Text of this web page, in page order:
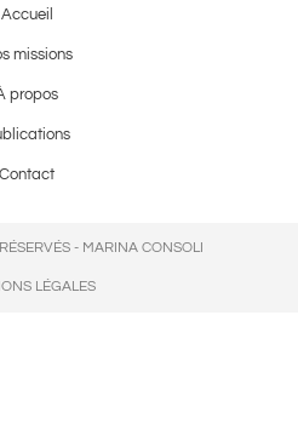
Accueil
missions
propos
Contact
- MARINA CONSOLI
LÉGALES